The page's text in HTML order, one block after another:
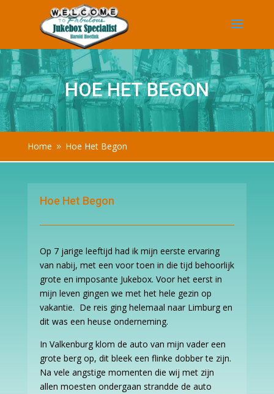
HOE HET BEGON
Home 9 Hoe Het Begon
Hoe Het Begon
Op 7 jarige leeftijd had ik mijn eerste ervaring
van nabij, met een voor toen in die tijd behoorlijk
grote en imposante Jukebox. Voor het eerst in
mijn leven gingen we met het hele gezin op
vakantie. De reis ging helemaal naar Limburg en
dit was een heuse onderneming.
In Valkenburg klom de auto van mijn vader een
grote berg op, dit bleek een flinke dobber te zijn.
Na vele angstige momenten die wij met zijn
allen moesten ondergaan strandde de auto